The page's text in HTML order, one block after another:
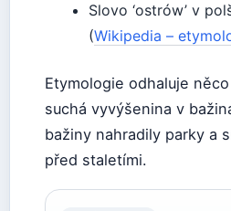
Slovo ‘ostrów’ v
(Wikipedia –
Etymologie odhaluje
suchá vyvýšenina v
bažiny nahradily parky a
před staletími.